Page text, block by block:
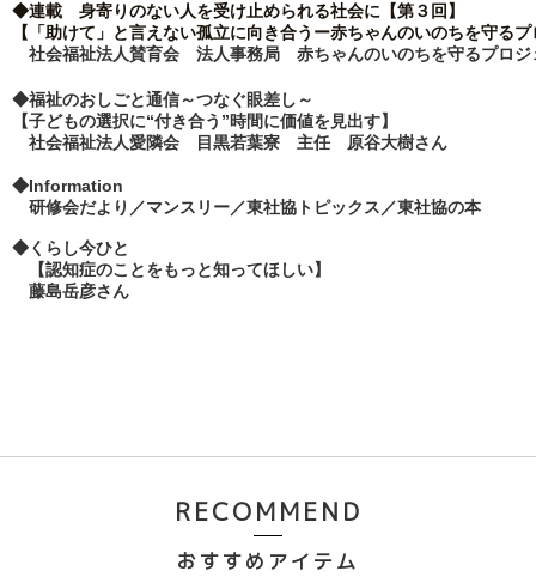
◆連載　身寄りのない人を受け止められる社会に【第３回】
【「助けて」と言えない孤立に向き合うー赤ちゃんのいのちを守る
社会福祉法人賛育会　法人事務局　赤ちゃんのいのちを守るプロ
◆福祉のおしごと通信～つなぐ眼差し～
【子どもの選択に“付き合う”時間に価値を見出す】
社会福祉法人愛隣会　目黒若葉寮　主任　原谷大樹さん
◆Information
研修会だより ／マンスリー／東社協トピックス／東社協の本
◆くらし今ひと
【認知症のことをもっと知ってほしい】
藤島岳彦さん
RECOMMEND
おすすめアイテム